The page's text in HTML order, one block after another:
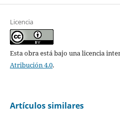
Licencia
Esta obra está bajo una licencia
Atribución 4.0.
Artículos similares